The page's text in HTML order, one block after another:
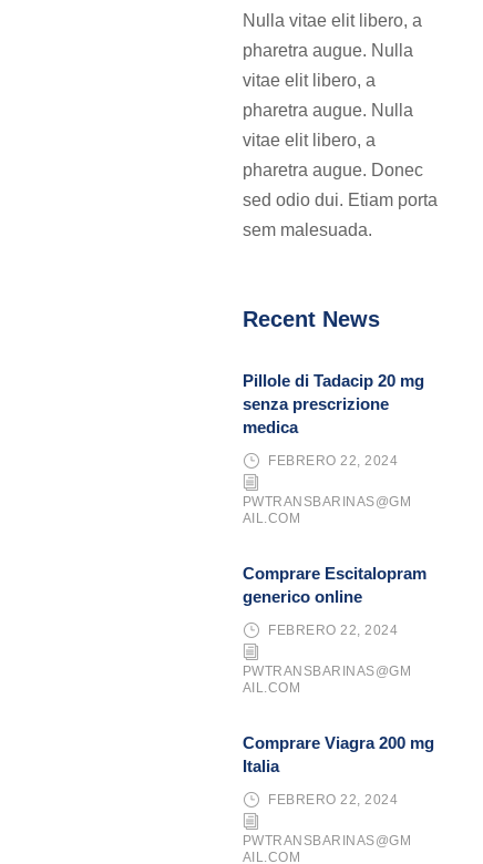
Nulla vitae elit libero, a
pharetra augue. Nulla
vitae elit libero, a
pharetra augue. Nulla
vitae elit libero, a
pharetra augue. Donec
sed odio dui. Etiam porta
sem malesuada.
Recent News
Pillole di Tadacip 20 mg
senza prescrizione
medica
FEBRERO 22, 2024
PWTRANSBARINAS@GM
AIL.COM
Comprare Escitalopram
generico online
FEBRERO 22, 2024
PWTRANSBARINAS@GM
AIL.COM
Comprare Viagra 200 mg
Italia
FEBRERO 22, 2024
PWTRANSBARINAS@GM
AIL.COM